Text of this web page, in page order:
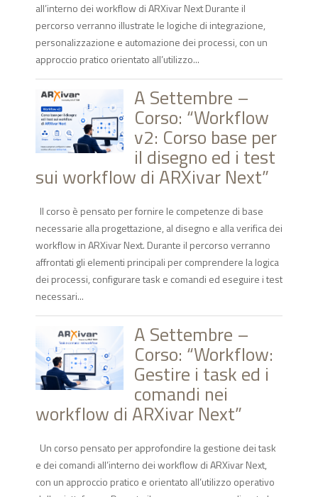
all’interno dei workflow di ARXivar Next Durante il
percorso verranno illustrate le logiche di integrazione,
personalizzazione e automazione dei processi, con un
approccio pratico orientato all’utilizzo...
A Settembre –
Corso: “Workflow
v2: Corso base per
il disegno ed i test
sui workflow di ARXivar Next”
Il corso è pensato per fornire le competenze di base
necessarie alla progettazione, al disegno e alla verifica dei
workflow in ARXivar Next. Durante il percorso verranno
affrontati gli elementi principali per comprendere la logica
dei processi, configurare task e comandi ed eseguire i test
necessari...
A Settembre –
Corso: “Workflow:
Gestire i task ed i
comandi nei
workflow di ARXivar Next”
Un corso pensato per approfondire la gestione dei task
e dei comandi all’interno dei workflow di ARXivar Next,
con un approccio pratico e orientato all’utilizzo operativo